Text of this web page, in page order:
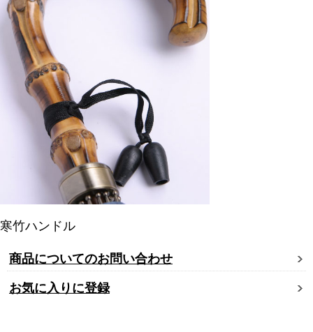
寒竹ハンドル
商品についてのお問い合わせ
お気に入りに登録